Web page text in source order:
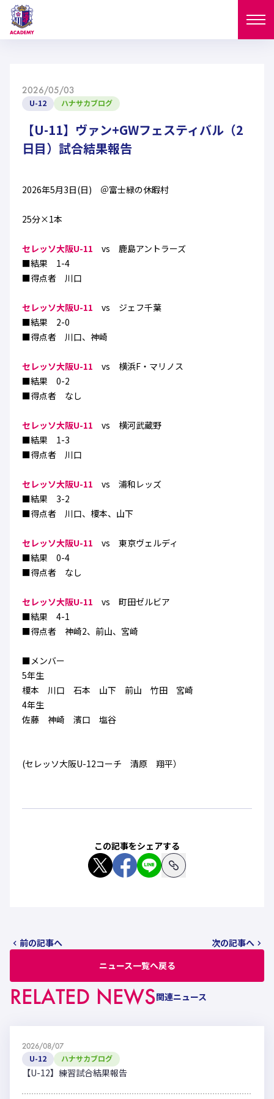
NEWS
ニュース
西U-15 和歌山U-15
U-12
ガールズU-15 セレクション
試合日程
MATCH
U-12
PLAYERS
選手
西U-15
ガールズU-15
SELECTION
アカデミー
セレクション
フィロソフィー
ハナサカクラブ
セレッソ大阪
2026/05/03
U-12 ハナサカブログ
【U-11】ヴァン+GWフェスティバル（2
日目）試合結果報告
2026年5月3日(日) ＠富士緑の休暇村
25分×1本
セレッソ大阪U-11 vs 鹿島アントラーズ
■結果 1-4
■得点者 川口
セレッソ大阪U-11 vs ジェフ千葉
■結果 2-0
■得点者 川口、神崎
セレッソ大阪U-11 vs 横浜F・マリノス
■結果 0-2
■得点者 なし
セレッソ大阪U-11 vs 横河武蔵野
■結果 1-3
■得点者 川口
セレッソ大阪U-11 vs 浦和レッズ
■結果 3-2
■得点者 川口、榎本、山下
セレッソ大阪U-11 vs 東京ヴェルディ
■結果 0-4
■得点者 なし
セレッソ大阪U-11 vs 町田ゼルビア
■結果 4-1
■得点者 神崎2、前山、宮崎
■メンバー
5年生
榎本 川口 石本 山下 前山 竹田 宮崎
4年生
佐藤 神崎 濱口 塩谷
(セレッソ大阪U-12コーチ 清原 翔平）
この記事をシェアする
前の記事へ
ニュース一覧へ戻る
次の記事へ
RELATED NEWS関連ニュース
2026/08/07
U-12 ハナサカブログ
【U-12】練習試合結果報告